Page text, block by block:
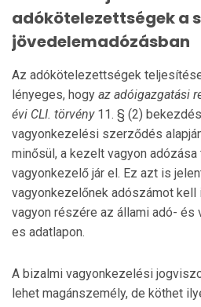
adókötelezettségek a
jövedelemadózásban
Az adókötelezettségek
lényeges, hogy az adóigazgatási
évi CLI. törvény11. § (2)
vagyonkezelési szerződés
minősül, a kezelt vagyon
vagyonkezelő jár el. Ez azt is
vagyonkezelőnek adószámot
vagyon részére az állami adó- és
es adatlapon.
A bizalmi vagyonkezelési
lehet magánszemély, de köthet